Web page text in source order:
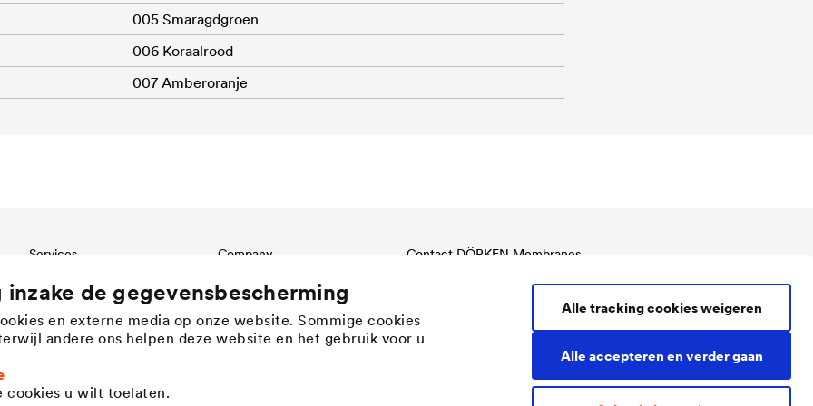
de gegevensbescherming
en externe media op onze website. Sommige cookies
andere ons helpen deze website en het gebruik voor u
cookies u wilt toelaten.
Alle accepteren en verder gaan
Alle tracking cookies weigeren
005 Smaragdgroen
006 Koraalrood
007 Amberoranje
Services
Download
International contact
Company
Structure
Werte
Contact DÖRKEN Membranes
Brusselsesteenweg 526 /10
1731 Zellik (Asse)